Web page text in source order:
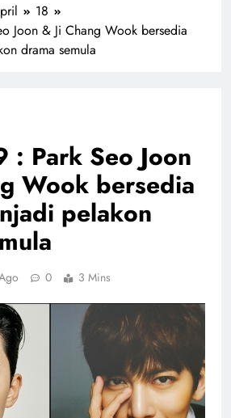
18
Joon & Ji Chang Wook bersedia
drama semula
: Park Seo Joon
Wook bersedia
pelakon
0 3 Mins